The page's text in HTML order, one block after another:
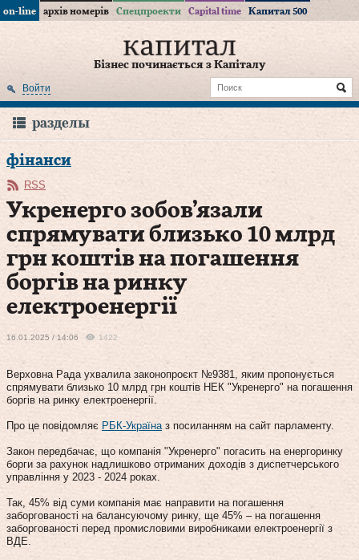
on-line архів номерів Спецпроекти Capital time Капитал 500
Бізнес починається з Капіталу
Войти
разделы
фінанси
RSS
Укренерго зобов’язали
спрямувати близько 10 млрд
грн коштів на погашення
боргів на ринку
електроенергії
16.01.2025 / 14:06 1422
Верховна Рада ухвалила законопроєкт №9381, яким пропонується
спрямувати близько 10 млрд грн коштів НЕК "Укренерго" на погашення
боргів на ринку електроенергії.
Про це повідомляє РБК-Україназ посиланням на сайт парламенту.
Закон передбачає, що компанія "Укренерго" погасить на енергоринку
борги за рахунок надлишково отриманих доходів з диспетчерського
управління у 2023 - 2024 роках.
Так, 45% від суми компанія має направити на погашення
заборгованості на балансуючому ринку, ще 45% – на погашення
заборгованості перед промисловими виробниками електроенергії з
ВДЕ.